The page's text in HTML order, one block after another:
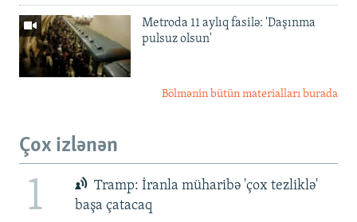
Metroda 11 aylıq fasilə: 'Daşınma
pulsuz olsun'
Bölmənin bütün materialları burada
Çox izlənən
1
Tramp: İranla müharibə 'çox tezliklə'
başa çatacaq